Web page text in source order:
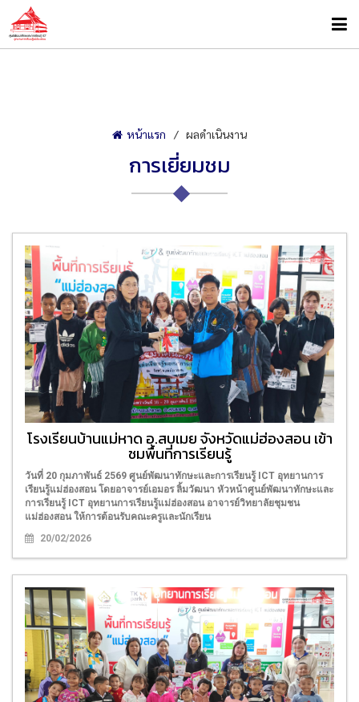
หน้าแรก ผลดำเนินงาน
การเยี่ยมชม
โรงเรียนบ้านแม่หาด อ.สบเมย จังหวัดแม่ฮ่องสอน เข้า
ชมพื้นที่การเรียนรู้
วันที่ 20 กุมภาพันธ์ 2569 ศูนย์พัฒนาทักษะและการเรียนรู้ ICT อุทยานการ
เรียนรู้แม่ฮ่องสอน โดยอาจารย์เอมอร ลิ้มวัฒนา หัวหน้าศูนย์พัฒนาทักษะและ
การเรียนรู้ ICT อุทยานการเรียนรู้แม่ฮ่องสอน อาจารย์วิทยาลัยชุมชน
แม่ฮ่องสอน ให้การต้อนรับคณะครูและนักเรียน
20/02/2026